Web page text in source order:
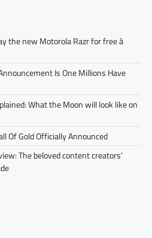
the new Motorola Razr for free â
Is One Millions Have
What the Moon will look like on
Of Gold Officially Announced
The beloved content creators’